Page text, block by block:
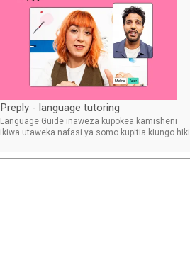
Preply - language tutoring
Language Guide inaweza kupokea kamisheni
ikiwa utaweka nafasi ya somo kupitia kiungo hiki.